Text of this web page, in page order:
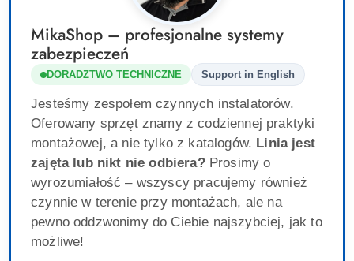
MikaShop – profesjonalne systemy
zabezpieczeń
DORADZTWO TECHNICZNE Support in English
Jesteśmy zespołem czynnych instalatorów.
Oferowany sprzęt znamy z codziennej praktyki
montażowej, a nie tylko z katalogów. Linia jest
zajęta lub nikt nie odbiera?Prosimy o
wyrozumiałość – wszyscy pracujemy również
czynnie w terenie przy montażach, ale na
pewno oddzwonimy do Ciebie najszybciej, jak to
możliwe!